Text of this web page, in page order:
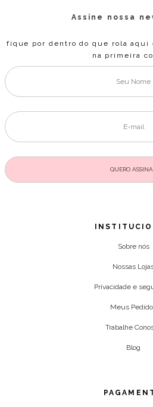
Assine nossa
fique por dentro do que rola aqui
na primeira
Sobre nós
Nossas
Privacidade e
Meus
Trabalhe
Blog